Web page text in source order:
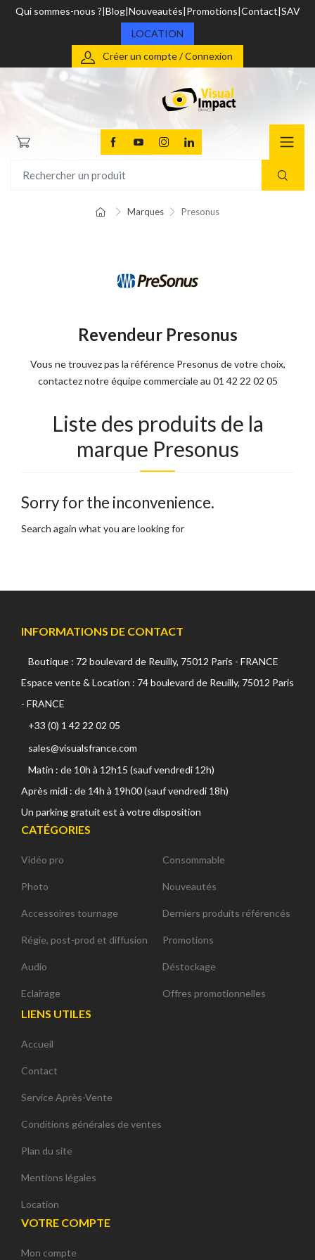
Qui sommes-nous ? Blog Nouveautés Promotions Contact SAV
LOCATION
Créer un compte / Connexion
Marques Presonus
Revendeur Presonus
Vous ne trouvez pas la référence Presonus de votre choix,
contactez notre équipe commerciale au 01 42 22 02 05
Liste des produits de la
marque Presonus
Sorry for the inconvenience.
Search again what you are looking for
INFORMATIONS DE CONTACT
Boutique : 72 boulevard de Reuilly, 75012 Paris - FRANCE
Espace vente & Location : 74 boulevard de Reuilly, 75012 Paris
- FRANCE
+33 (0) 1 42 22 02 05
sales@visualsfrance.com
Matin : de 10h à 12h15 (sauf vendredi 12h)
Après midi : de 14h à 19h00 (sauf vendredi 18h)
Un parking gratuit est à votre disposition
CATÉGORIES
Vidéo pro
Photo
Accessoires tournage
Régie, post-prod et diffusion
Audio
Eclairage
Consommable
Nouveautés
Derniers produits référencés
Promotions
Déstockage
Offres promotionnelles
LIENS UTILES
Accueil
Contact
Service Après-Vente
Conditions générales de ventes
Plan du site
Mentions légales
Location
VOTRE COMPTE
Mon compte